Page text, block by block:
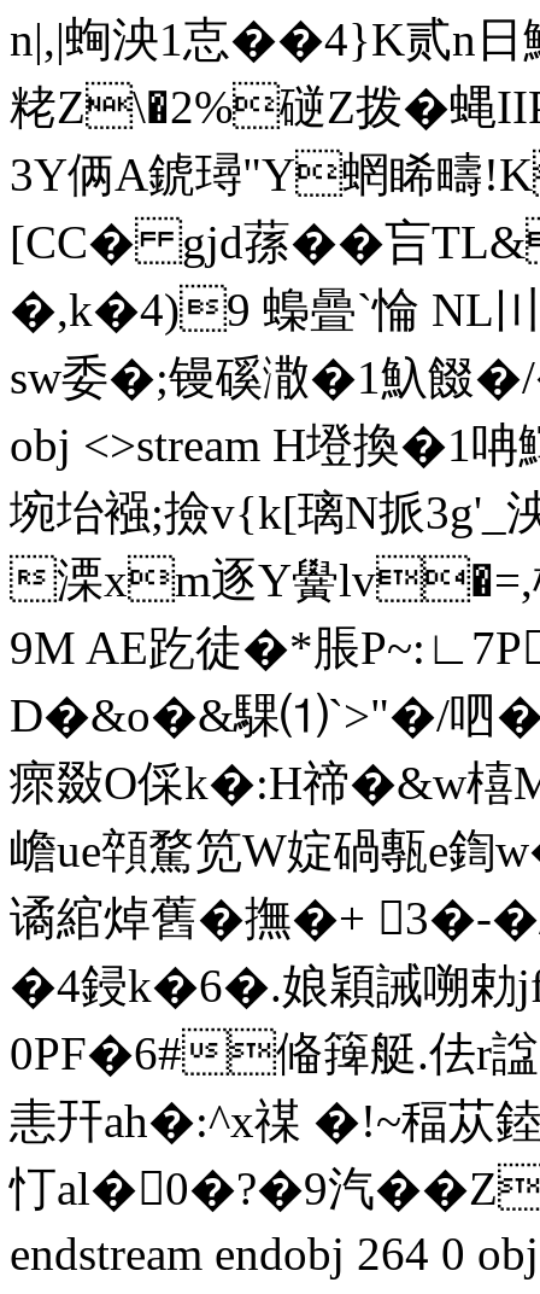
n|,|蜔泱1怘��4}K贰n日
粩Z\�2%磀Z拨�蝿
3Y俩A錿璕"Y蝄睎疇
[CC� gjd蓀��吂
�,k�4)9 蟂曡`惀 NL〣
sw委�;镘磎潵�1魞餟�/
obj <>stream H墱換
埦坮襁;撿v{k[璃N挀
溧xm逐Y黌
9M AE趷徒�*脹
D�&o�&騍⑴`>"�/呬�:
瘝敠O倸k�:H禘�&w橲
嶦ue顇騖笕W婝碢甎e
谲綰焯舊�撫�+ 3�-
�4鋟k�6�.娘穎誡嗍勅
0PF�6#偹篺艇.佉r諡
恚幵ah�:^x禖 �!~稫
忊al�0�?�9汽
endstream endobj 264 0